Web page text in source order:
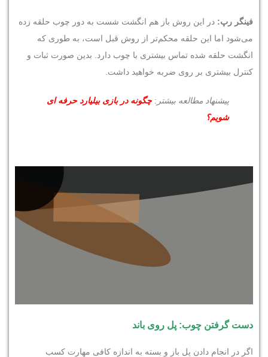
فینگر رپ: در این روش باز هم انگشت شست به دور چوب حلقه زده
می‌شود اما این حلقه محکم‌تر از روش قبل است، به طوری که
انگشت حلقه شده تماس بیشتری با چوب دارد. بدین صورت ثبات و
کنترل بیشتری بر روی ضربه خواهید داشت.
پیشنهاد مطالعه بیشتر :چگونه در بازی بیلیارد حرفه ای
شویم؟
دست گرفتن چوب: پل روی باند
اگر در انجام دادن پل باز و بسته به اندازه کافی مهارت کسب